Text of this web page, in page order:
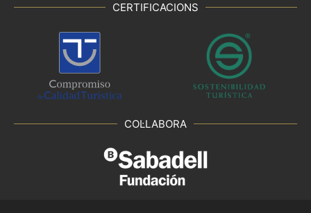
CERTIFICACIONS
COL·LABORA